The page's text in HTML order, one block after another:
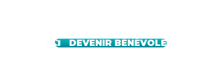
DEVENIR BÉNÉVOLE